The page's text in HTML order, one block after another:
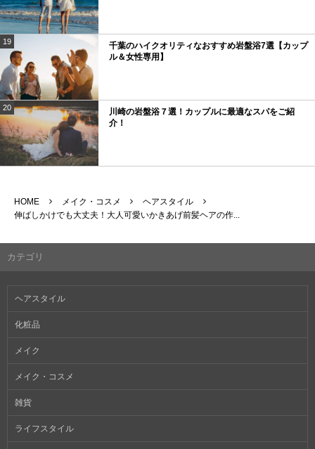
19
千葉のハイクオリティなおすすめ岩盤浴7選【カップ
ル＆女性専用】
20
川崎の岩盤浴７選！カップルに最適なスパをご紹
介！
HOME メイク・コスメ
ヘアスタイル
伸ばしかけでも大丈夫！大人可愛いかきあげ前髪ヘアの作...
カテゴリ
ヘアスタイル
化粧品
メイク
メイク・コスメ
雑貨
ライフスタイル